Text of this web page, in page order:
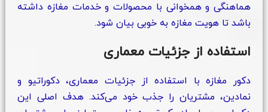
هماهنگی و همخوانی با محصولات و خدمات مغازه داشته
باشد تا هویت مغازه به خوبی بیان شود.
استفاده از جزئیات معماری
دکور مغازه با استفاده از جزئیات معماری، دکوراتیو و
نمادین، مشتریان را جذب خود می‌کند. هدف اصلی این